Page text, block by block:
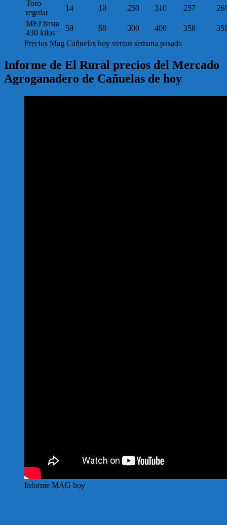
Toro
regular
14 10 250 310 257
MEJ hasta
430 kilos
59 68 300 400 358
Precios Mag Cañuelas hoy versus semana pasada
Informe de El Rural precios del Mercado
Agroganadero de Cañuelas de hoy
Informe MAG hoy